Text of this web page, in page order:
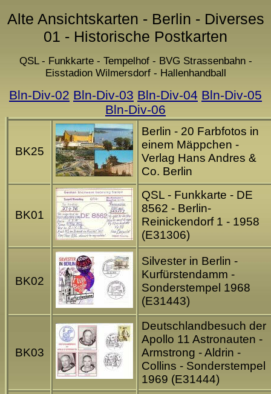
Alte Ansichtskarten - Berlin - Diverses
01 - Historische Postkarten
QSL - Funkkarte - Tempelhof - BVG Strassenbahn -
Eisstadion Wilmersdorf - Hallenhandball
Bln-Div-02 Bln-Div-03 Bln-Div-04 Bln-Div-05
Bln-Div-06
BK25
Berlin - 20 Farbfotos in
einem Mäppchen -
Verlag Hans Andres &
Co. Berlin
BK01
QSL - Funkkarte - DE
8562 - Berlin-
Reinickendorf 1 - 1958
(E31306)
BK02
Silvester in Berlin -
Kurfürstendamm -
Sonderstempel 1968
(E31443)
BK03
Deutschlandbesuch der
Apollo 11 Astronauten -
Armstrong - Aldrin -
Collins - Sonderstempel
1969 (E31444)